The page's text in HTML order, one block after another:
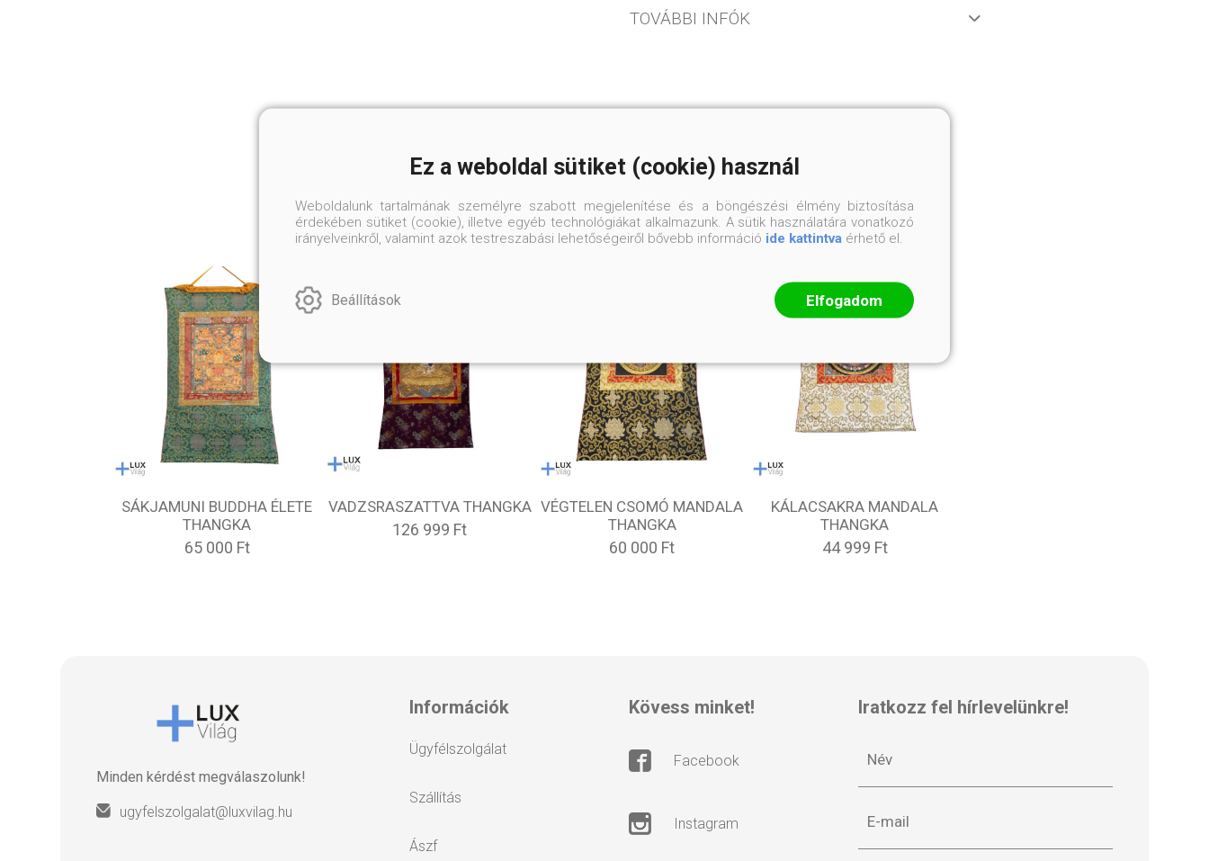
TOVÁBBI INFÓK
SÁKJAMUNI BUDDHA ÉLETE
THANGKA
65 000 Ft
VADZSRASZATTVA THANGKA
126 999 Ft
VÉGTELEN CSOMÓ MANDALA
THANGKA
60 000 Ft
KÁLACSAKRA MANDALA
THANGKA
44 999 Ft
Minden kérdést megválaszolunk!
ugyfelszolgalat@luxvilag.hu
információk
ügyfélszolgálat
szállítás
ászf
kövess minket!
facebook
instagram
Iratkozz fel hírlevelünkre!
Ez a weboldal sütiket (cookie) használ
Weboldalunk tartalmának személyre szabott megjelenítése és a böngészési élmény biztosítása
érdekében sütiket (cookie), illetve egyéb technológiákat alkalmazunk. A sütik használatára vonatkozó
irányelveinkről, valamint azok testreszabási lehetőségeiről bővebb információ ide kattintva érhető el.
Beállítások Elfogadom